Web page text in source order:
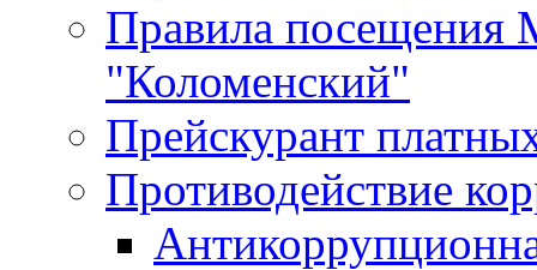
Правила
"Коломенский"
Прейскурант
Противодействие